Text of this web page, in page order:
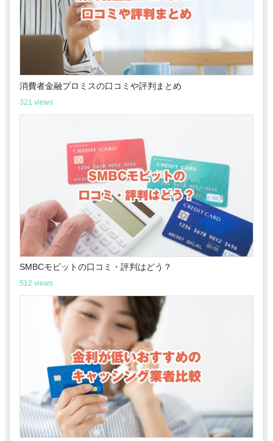
消費者金融プロミスの口コミや評判まとめ
321 views
SMBCモビットの口コミ・評判はどう？
512 views